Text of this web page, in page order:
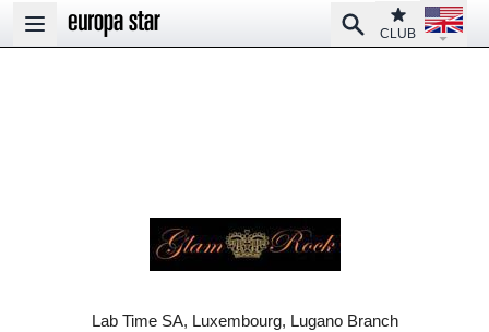
Open main menu
SearchClub
CLUB
Open
Lab Time SA, Luxembourg, Lugano Branch